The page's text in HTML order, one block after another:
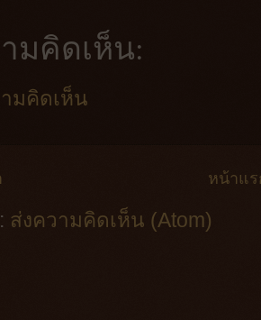
มคิดเห็น:
มคิดเห็น
หน้าแร
ส่งความคิดเห็น (Atom)